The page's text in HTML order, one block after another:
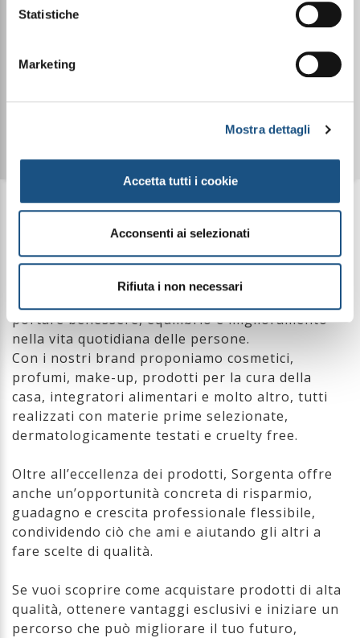
Statistiche
Marketing
Mostra dettagli
Accetta tutti i cookie
Acconsenti ai selezionati
Rifiuta i non necessari
Cos'è Sorgenta?
Sorgenta è un innovativo shop online di prodotti
Made in Italy, creati con formulazioni di alta
portare benessere, equilibrio e miglioramento
nella vita quotidiana delle persone.
Con i nostri brand proponiamo cosmetici,
profumi, make-up, prodotti per la cura della
casa, integratori alimentari e molto altro, tutti
realizzati con materie prime selezionate,
dermatologicamente testati e cruelty free.
Oltre all’eccellenza dei prodotti, Sorgenta offre
anche un’opportunità concreta di risparmio,
guadagno e crescita professionale flessibile,
condividendo ciò che ami e aiutando gli altri a
fare scelte di qualità.
Se vuoi scoprire come acquistare prodotti di alta
qualità, ottenere vantaggi esclusivi e iniziare un
percorso che può migliorare il tuo futuro,